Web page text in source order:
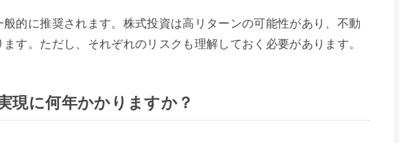
的に推奨されます。株式投資は高リターンの可能性があり、不動
す。ただし、それぞれのリスクも理解しておく必要があります。
現に何年かかりますか？